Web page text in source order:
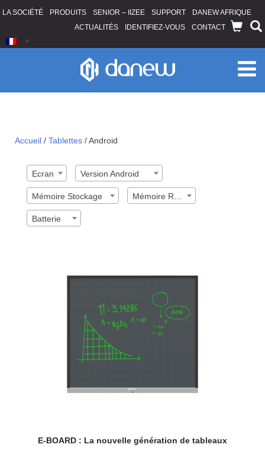
LA SOCIÉTÉ PRODUITS SENIOR – IIZEE SUPPORT
DANEW AFRIQUE
ACTUALITÉS
IDENTIFIEZ-VOUS CONTACT
Accueil / Tablettes /Android
Ecran Version Android
Mémoire Stockage
Batterie
E-BOARD : La nouvelle génération de tableaux